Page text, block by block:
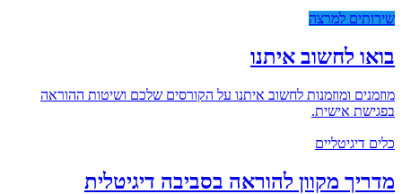
שירותים למרצה
בואו לחשוב איתנו
מוזמנים ומוזמנות לחשוב איתנו על הקורסים שלכם ושיטות ההוראה
בפגישת אישית.
כלים דיגיטליים
מדריך מקוון להוראה בסביבה דיגיטלית